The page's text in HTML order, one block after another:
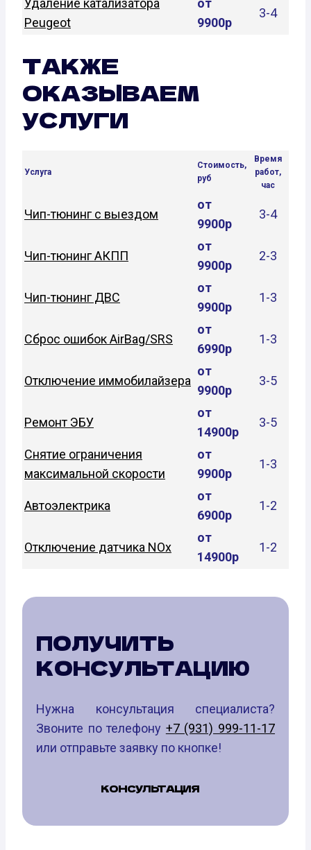
Удаление катализатора
Peugeot
от
9900р
3-4
ТАКЖЕ
ОКАЗЫВАЕМ
УСЛУГИ
Услуга
Стоимость,
руб
Время
работ,
час
Чип-тюнинг с выездом
от
9900р
3-4
Чип-тюнинг АКПП
от
9900р
2-3
Чип-тюнинг ДВС
от
9900р
1-3
Сброс ошибок AirBag/SRS
от
6990р
1-3
Отключение иммобилайзера
от
9900р
3-5
Ремонт ЭБУ
от
14900р
3-5
Снятие ограничения
максимальной скорости
от
9900р
1-3
Автоэлектрика
от
6900р
1-2
Отключение датчика NOx
от
14900р
1-2
ПОЛУЧИТЬ
КОНСУЛЬТАЦИЮ
Нужна консультация специалиста?
Звоните по телефону +7 (931) 999-11-17
или отправьте заявку по кнопке!
КОНСУЛЬТАЦИЯ